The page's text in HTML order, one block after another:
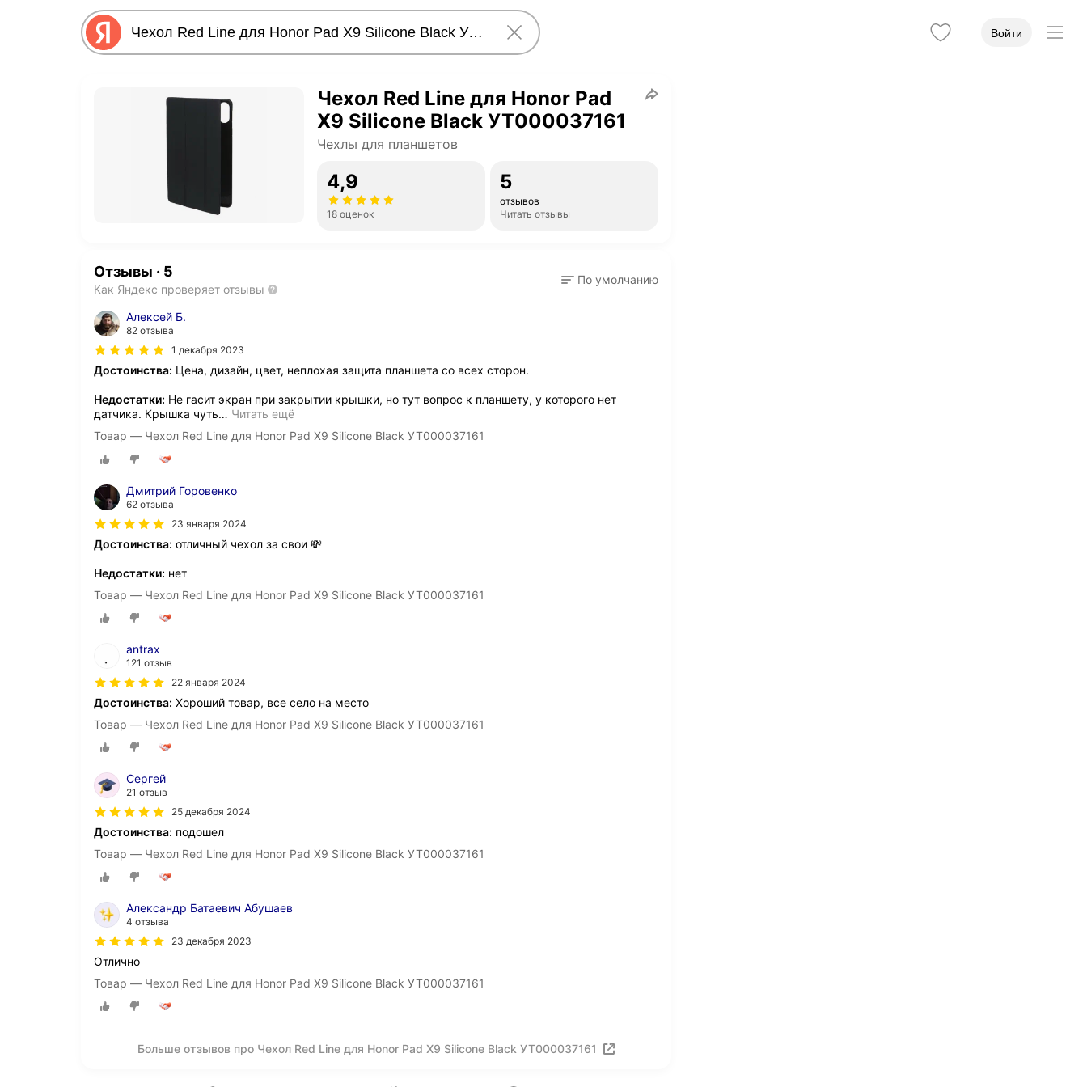
Войти
Чехол Red Line для Honor Pad
X9 Silicone Black УТ000037161
Чехлы для планшетов
4,9
18 оценок
5
отзывов
Читать отзывы
Отзывы · 5
Как Яндекс проверяет отзывы
По умолчанию
Алексей Б.
82 отзыва
1 декабря 2023
Достоинства: Цена, дизайн, цвет, неплохая защита планшета со всех сторон.
Недостатки: Не гасит экран при закрытии крышки, но тут вопрос к планшету, у которого нет
датчика. Крышка чуть… Читать ещё
Товар — Чехол Red Line для Honor Pad X9 Silicone Black УТ000037161
Дмитрий Горовенко
62 отзыва
23 января 2024
Достоинства: отличный чехол за свои 💸
Недостатки: нет
Товар — Чехол Red Line для Honor Pad X9 Silicone Black УТ000037161
antrax
121 отзыв
22 января 2024
Достоинства: Хороший товар, все село на место
Товар — Чехол Red Line для Honor Pad X9 Silicone Black УТ000037161
Сергей
21 отзыв
25 декабря 2024
Достоинства: подошел
Товар — Чехол Red Line для Honor Pad X9 Silicone Black УТ000037161
Александр Батаевич Абушаев
4 отзыва
23 декабря 2023
Отлично
Товар — Чехол Red Line для Honor Pad X9 Silicone Black УТ000037161
Больше отзывов про Чехол Red Line для Honor Pad X9 Silicone Black УТ000037161